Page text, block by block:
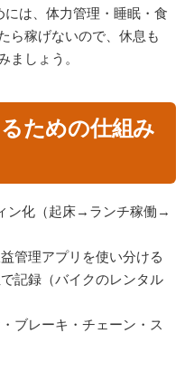
は、体力管理・睡眠・食
ら稼げないので、休息も
ましょう。
ための仕組み
ン化（起床→ランチ稼働→
管理アプリを使い分ける
記録（バイクのレンタル
ブレーキ・チェーン・ス